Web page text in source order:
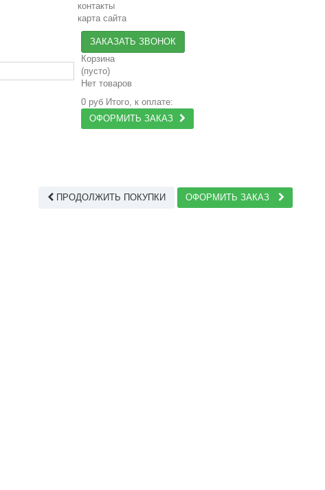
контакты
карта сайта
ЗАКАЗАТЬ ЗВОНОК
Корзина
(пусто)
Нет товаров
0 руб Итого, к оплате:
ОФОРМИТЬ ЗАКАЗ
ПРОДОЛЖИТЬ ПОКУПКИ
ОФОРМИТЬ ЗАКАЗ